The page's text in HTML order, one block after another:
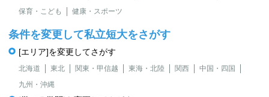
保育・こども
健康・スポーツ
条件を変更して私立短大をさがす
[エリア]を変更してさがす
北海道 東北 関東・甲信越 東海・北陸 関西
中国・四国
九州・沖縄